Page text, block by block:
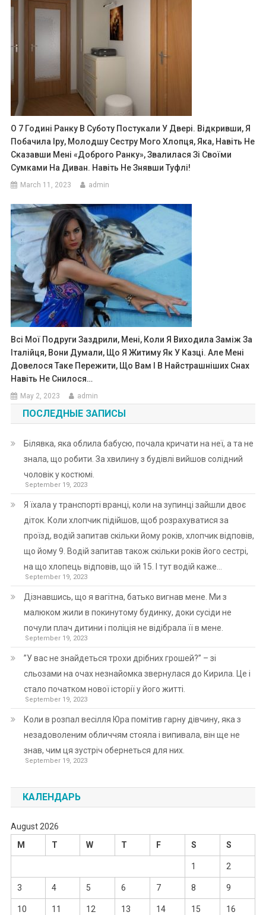
О 7 Годині Ранку В Суботу Постукали У Двері. Відкривши, Я
Побачила Іру, Молодшу Сестру Мого Хлопця, Яка, Навіть Не
Сказавши Мені «доброго Ранку», Звалилася Зі Своїми
Сумками На Диван. Навіть Не Знявши Туфлі!
March 11, 2023 admin
Всі Мої Подруги Заздрили, Мені, Коли Я Виходила Заміж За
Італійця, Вони Думали, Що Я Житиму Як У Казці. Але Мені
Довелося Таке Пережити, Що Вам І В Найстрашніших Снах
Навіть Не Снилося…
May 2, 2023 admin
ПОСЛЕДНЫЕ ЗАПИСЫ
Білявка, яка облила бабусю, почала кричати на неї, а та не
знала, що робити. За хвилину з будівлі вийшов солідний
чоловік у костюмі.
September 19, 2023
Я їхала у транспорті вранці, коли на зупинці зайшли двоє
діток. Коли хлопчик підійшов, щоб розрахуватися за
проїзд, водій запитав скільки йому років, хлопчик відповів,
що йому 9. Водій запитав також скільки років його сестрі,
на що хлопець відповів, що їй 15. І тут водій каже…
September 19, 2023
Дізнавшись, що я вагітна, батько вигнав мене. Ми з
малюком жили в покинутому будинку, доки сусіди не
почули плач дитини і поліція не відібрала її в мене.
September 19, 2023
”У вас не знайдеться трохи дрібних грошей?” – зі
сльозами на очах незнайомка звернулася до Кирила. Це і
стало початком нової історії у його житті.
September 19, 2023
Коли в розпал весілля Юра помітив гарну дівчину, яка з
незадоволеним обличчям стояла і випивала, він ще не
знав, чим ця зустріч обернеться для них.
September 19, 2023
КАЛЕНДАРЬ
August 2026
M
T W T F S S
1 2
3 4 5 6 7 8 9
10 11 12 13 14 15 16